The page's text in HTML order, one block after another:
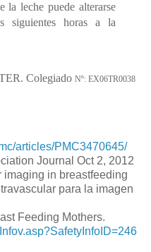
la leche puede alterarse
siguientes horas a la
Colegiado Nº: EX06TR0038
articles/PMC3470645/
Journal Oct 2, 2012
imaging in breastfeeding
para la imagen
Feeding Mothers.